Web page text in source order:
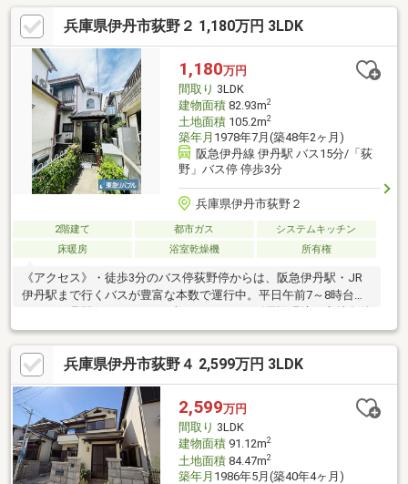
550m)※宅地造成及び特定盛土等規制法:許可の対象となる工事を
行う場合、着手する前に兵庫県知事の許可が必要※構造／鉄骨造
瓦葺2階建(連棟式)※建築基準法上の道路に2m以上の間口で接して
いないため単独での再建築不可■ ご希望の住まい探しをお手伝い
します ━━━━━・・・物件の詳細・ご相談はお気軽にお問い合
わせください。
兵庫県伊丹市荻野２ 1,180万円 3LDK
1,180万円
間取り 3LDK
建物面積82.93m2
土地面積105.2m2
築年月 1978年7月(築48年2ヶ月)
阪急伊丹線 伊丹駅 バス15分/「荻
野」バス停 停歩3分
兵庫県伊丹市荻野２
2階建て 都市ガス
システムキッチン
床暖房
浴室乾燥機 所有権
《アクセス》・徒歩3分のバス停荻野停からは、阪急伊丹駅・JR
伊丹駅まで行くバスが豊富な本数で運行中。平日午前7～8時台に
等》・路地状敷地のため、表通りから一本入っており、人目が気
にならないのが特徴です。《道路・方位等》・東側幅員5.4ｍ道路
に間口2.5ｍ接道しています。《室内の特徴》◆リビングに床暖房
あり《リビングメッセージ》・関西スーパー 鴻池店（約810
ｍ）・ローソン荻野店（約270ｍ）・伊丹市立荻野小学校（約290
ｍ）・伊丹市立荒牧中学校（約1680ｍ）
兵庫県伊丹市荻野４ 2,599万円 3LDK
2,599万円
間取り 3LDK
建物面積91.12m2
土地面積84.47m2
築年月 1986年5月(築40年4ヶ月)